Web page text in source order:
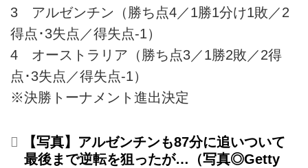
3 アルゼンチン（勝ち点4／1勝1分け1敗／2
得点･3失点／得失点-1）
4 オーストラリア（勝ち点3／1勝2敗／2得
点･3失点／得失点-1）
※決勝トーナメント進出決定
【写真】アルゼンチンも87分に追いついて
最後まで逆転を狙ったが…（写真◎Getty